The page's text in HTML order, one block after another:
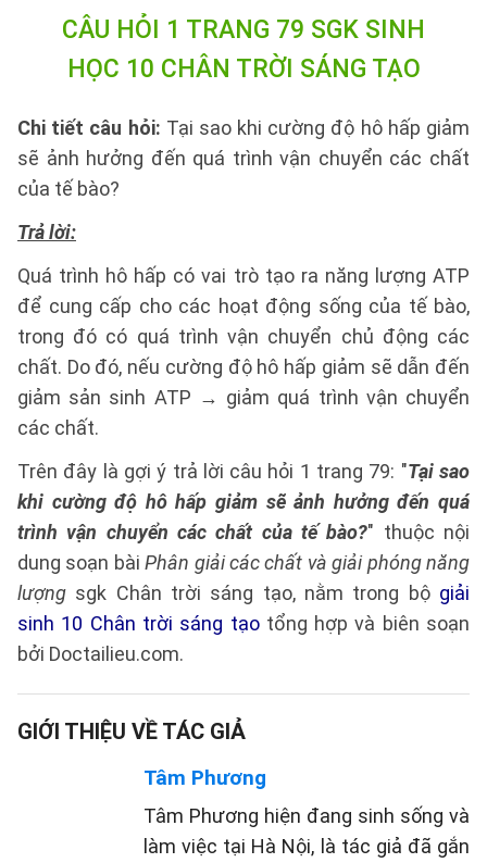
CÂU HỎI 1 TRANG 79 SGK SINH
HỌC 10 CHÂN TRỜI SÁNG TẠO
Chi tiết câu hỏi: Tại sao khi cường độ hô hấp giảm
sẽ ảnh hưởng đến quá trình vận chuyển các chất
của tế bào?
Trả lời:
Quá trình hô hấp có vai trò tạo ra năng lượng ATP
để cung cấp cho các hoạt động sống của tế bào,
trong đó có quá trình vận chuyển chủ động các
chất. Do đó, nếu cường độ hô hấp giảm sẽ dẫn đến
giảm sản sinh ATP → giảm quá trình vận chuyển
các chất.
Trên đây là gợi ý trả lời câu hỏi 1 trang 79: "Tại sao
khi cường độ hô hấp giảm sẽ ảnh hưởng đến quá
trình vận chuyển các chất của tế bào?" thuộc nội
dung soạn bàiPhân giải các chất và giải phóng năng
lượng sgk Chân trời sáng tạo, nằm trong bộ giải
sinh 10 Chân trời sáng tạotổng hợp và biên soạn
bởi Doctailieu.com.
GIỚI THIỆU VỀ TÁC GIẢ
Tâm Phương
Tâm Phương hiện đang sinh sống và
làm việc tại Hà Nội, là tác giả đã gắn